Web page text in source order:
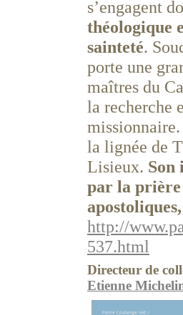
s’engagent
théologique
sainteté.
porte une
maîtres du
la recherche
la lignée de
Lisieux. Son
par la prière
http://
537.html
Directeur de
Etienne